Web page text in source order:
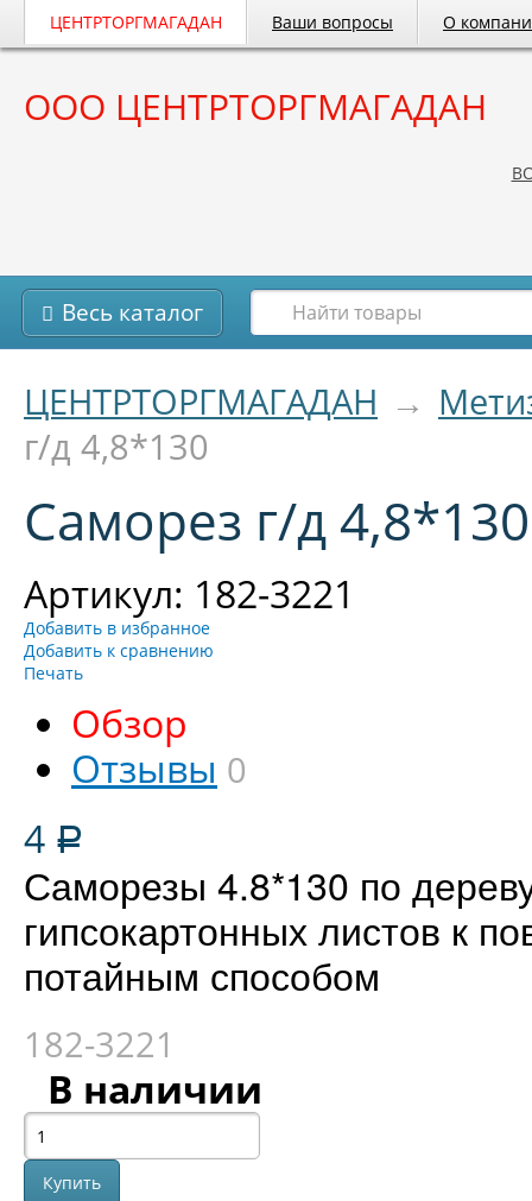
ЦЕНТРТОРГМАГАДАН Ваши вопросы О
ООО ЦЕНТРТОРГМАГАДАН
Весь каталог
ЦЕНТРТОРГМАГАДАН →
г/д 4,8*130
Саморез г/д 4,8*130
Артикул: 182-3221
Добавить в избранное
Добавить к сравнению
Печать
Обзор
Отзывы 0
4 Р
Саморезы 4.8*130 по
гипсокартонных листов к
потайным способом
182-3221
В наличии